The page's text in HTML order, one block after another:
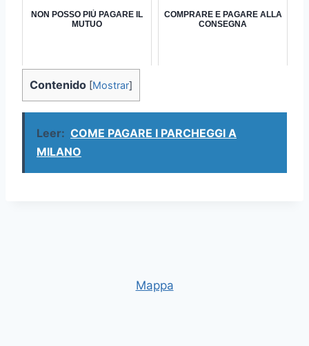
NON POSSO PIÙ PAGARE IL
MUTUO
COMPRARE E PAGARE ALLA
CONSEGNA
Contenido [Mostrar]
Leer: COME PAGARE I PARCHEGGI A
MILANO
Mappa